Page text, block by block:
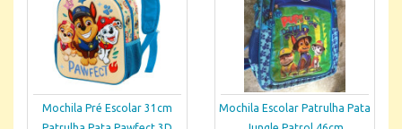
Mochila Pré Escolar 31cm
Mochila Escolar Patrulha Pata